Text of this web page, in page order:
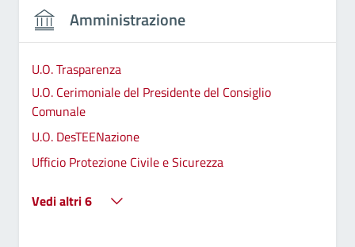
Amministrazione
U.O. Trasparenza
U.O. Cerimoniale del Presidente del Consiglio
Comunale
U.O. DesTEENazione
Ufficio Protezione Civile e Sicurezza
Vedi altri 6